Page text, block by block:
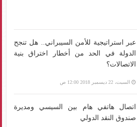
عبر استراتيجية للأمن السيبراني.. هل تنجح
الدولة في الحد من أخطار اختراق بنية
الاتصالات؟
السبت، 22 ديسمبر 2018 12:00 ص
اتصال هاتفي هام بين السيسي ومديرة
صندوق النقد الدولي